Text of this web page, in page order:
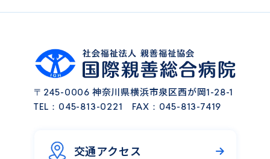
〒245-0006 神奈川県横浜市泉区西が岡1-28-1
TEL： 045-813-0221 FAX：045-813-7419
交通アクセス